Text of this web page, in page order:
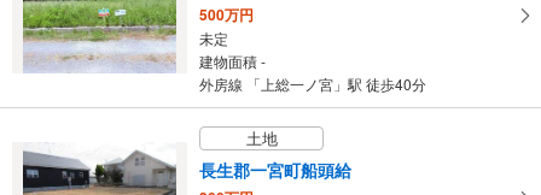
500万円
未定
建物面積 -
外房線 「上総一ノ宮」駅 徒歩40分
土地
長生郡一宮町船頭給